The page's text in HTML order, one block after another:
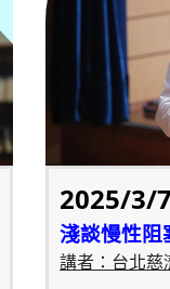
2025/3/
淺談慢性阻
講者：台北